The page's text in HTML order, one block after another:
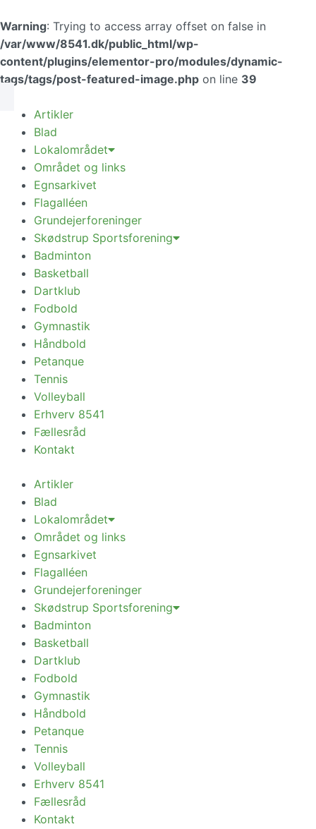
Warning: Trying to access array offset on false in
/var/www/8541.dk/public_html/wp-
content/plugins/elementor-pro/modules/dynamic-
tags/tags/post-featured-image.php on line 39
Skip to
til
indholdet
Artikler
Blad
Lokalområdet
Området og links
Egnsarkivet
Flagalléen
Grundejerforeninger
Skødstrup Sportsforening
Badminton
Basketball
Dartklub
Fodbold
Gymnastik
Håndbold
Petanque
Tennis
Volleyball
Erhverv 8541
Fællesråd
Kontakt
Artikler
Blad
Lokalområdet
Området og links
Egnsarkivet
Flagalléen
Grundejerforeninger
Skødstrup Sportsforening
Badminton
Basketball
Dartklub
Fodbold
Gymnastik
Håndbold
Petanque
Tennis
Volleyball
Erhverv 8541
Fællesråd
Kontakt